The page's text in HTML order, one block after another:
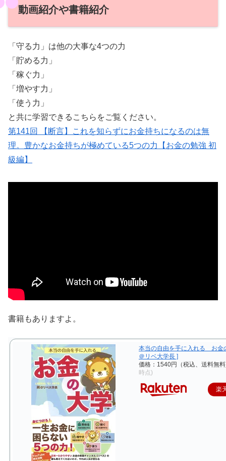
動画紹介や書籍紹介
「守る力」は他の大事な4つの力
「貯める力」
「稼ぐ力」
「増やす力」
「使う力」
と共に学習できるこちらをご覧ください。
第141回 【断言】これを知らずにお金持ちになるのは無
理。豊かなお金持ちが極めている5つの力【お金の勉強 初
級編】
書籍もありますよ。
本当の自由を手に入れる お金
＠リベ大学長 ]
価格：1540円（税込、送料無
時点)
楽